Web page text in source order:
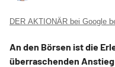
DER AKTIONÄR bei Google
An den Börsen ist die
überraschenden